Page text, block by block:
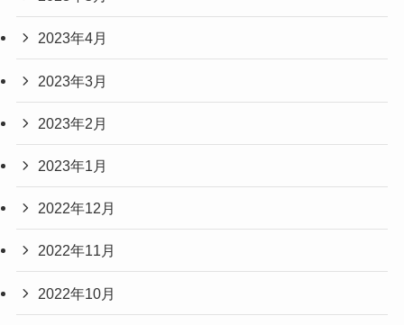
2023年4月
2023年3月
2023年2月
2023年1月
2022年12月
2022年11月
2022年10月